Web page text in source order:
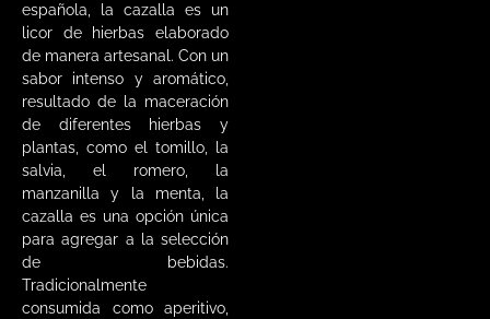
española, la cazalla es un
licor de hierbas elaborado
de manera artesanal. Con un
sabor intenso y aromático,
resultado de la maceración
de diferentes hierbas y
plantas, como el tomillo, la
salvia, el romero, la
manzanilla y la menta, la
cazalla es una opción única
para agregar a la selección
de bebidas.
Tradicionalmente
consumida como aperitivo,